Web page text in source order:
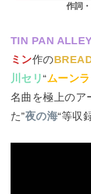
作詞
TIN PAN
ミン作の
川セリ“ムーン
名曲を極上のア
た”夜の海“等収